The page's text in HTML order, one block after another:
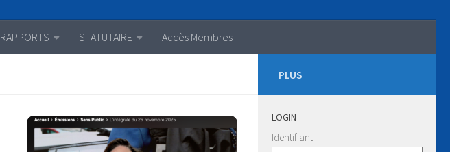
RAPPORTS STATUTAIRE Accès Membres
PLUS
LOGIN
Identifiant